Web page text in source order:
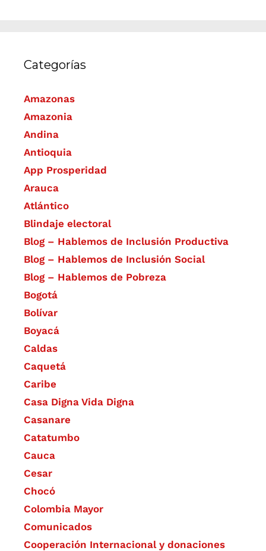
Categorías
Amazonas
Amazonia
Andina
Antioquia
App Prosperidad
Arauca
Atlántico
Blindaje electoral
Blog – Hablemos de Inclusión Productiva
Blog – Hablemos de Inclusión Social
Blog – Hablemos de Pobreza
Bogotá
Bolívar
Boyacá
Caldas
Caquetá
Caribe
Casa Digna Vida Digna
Casanare
Catatumbo
Cauca
Cesar
Chocó
Colombia Mayor
Comunicados
Cooperación Internacional y donaciones